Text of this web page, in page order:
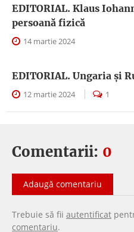
EDITORIAL. Klaus
persoană fizică
14 martie 2024
EDITORIAL. Ungaria şi
12 martie 2024 1
Comentarii: 0
Adaugă comentariu
Trebuie să fii autentificat
comentariu.